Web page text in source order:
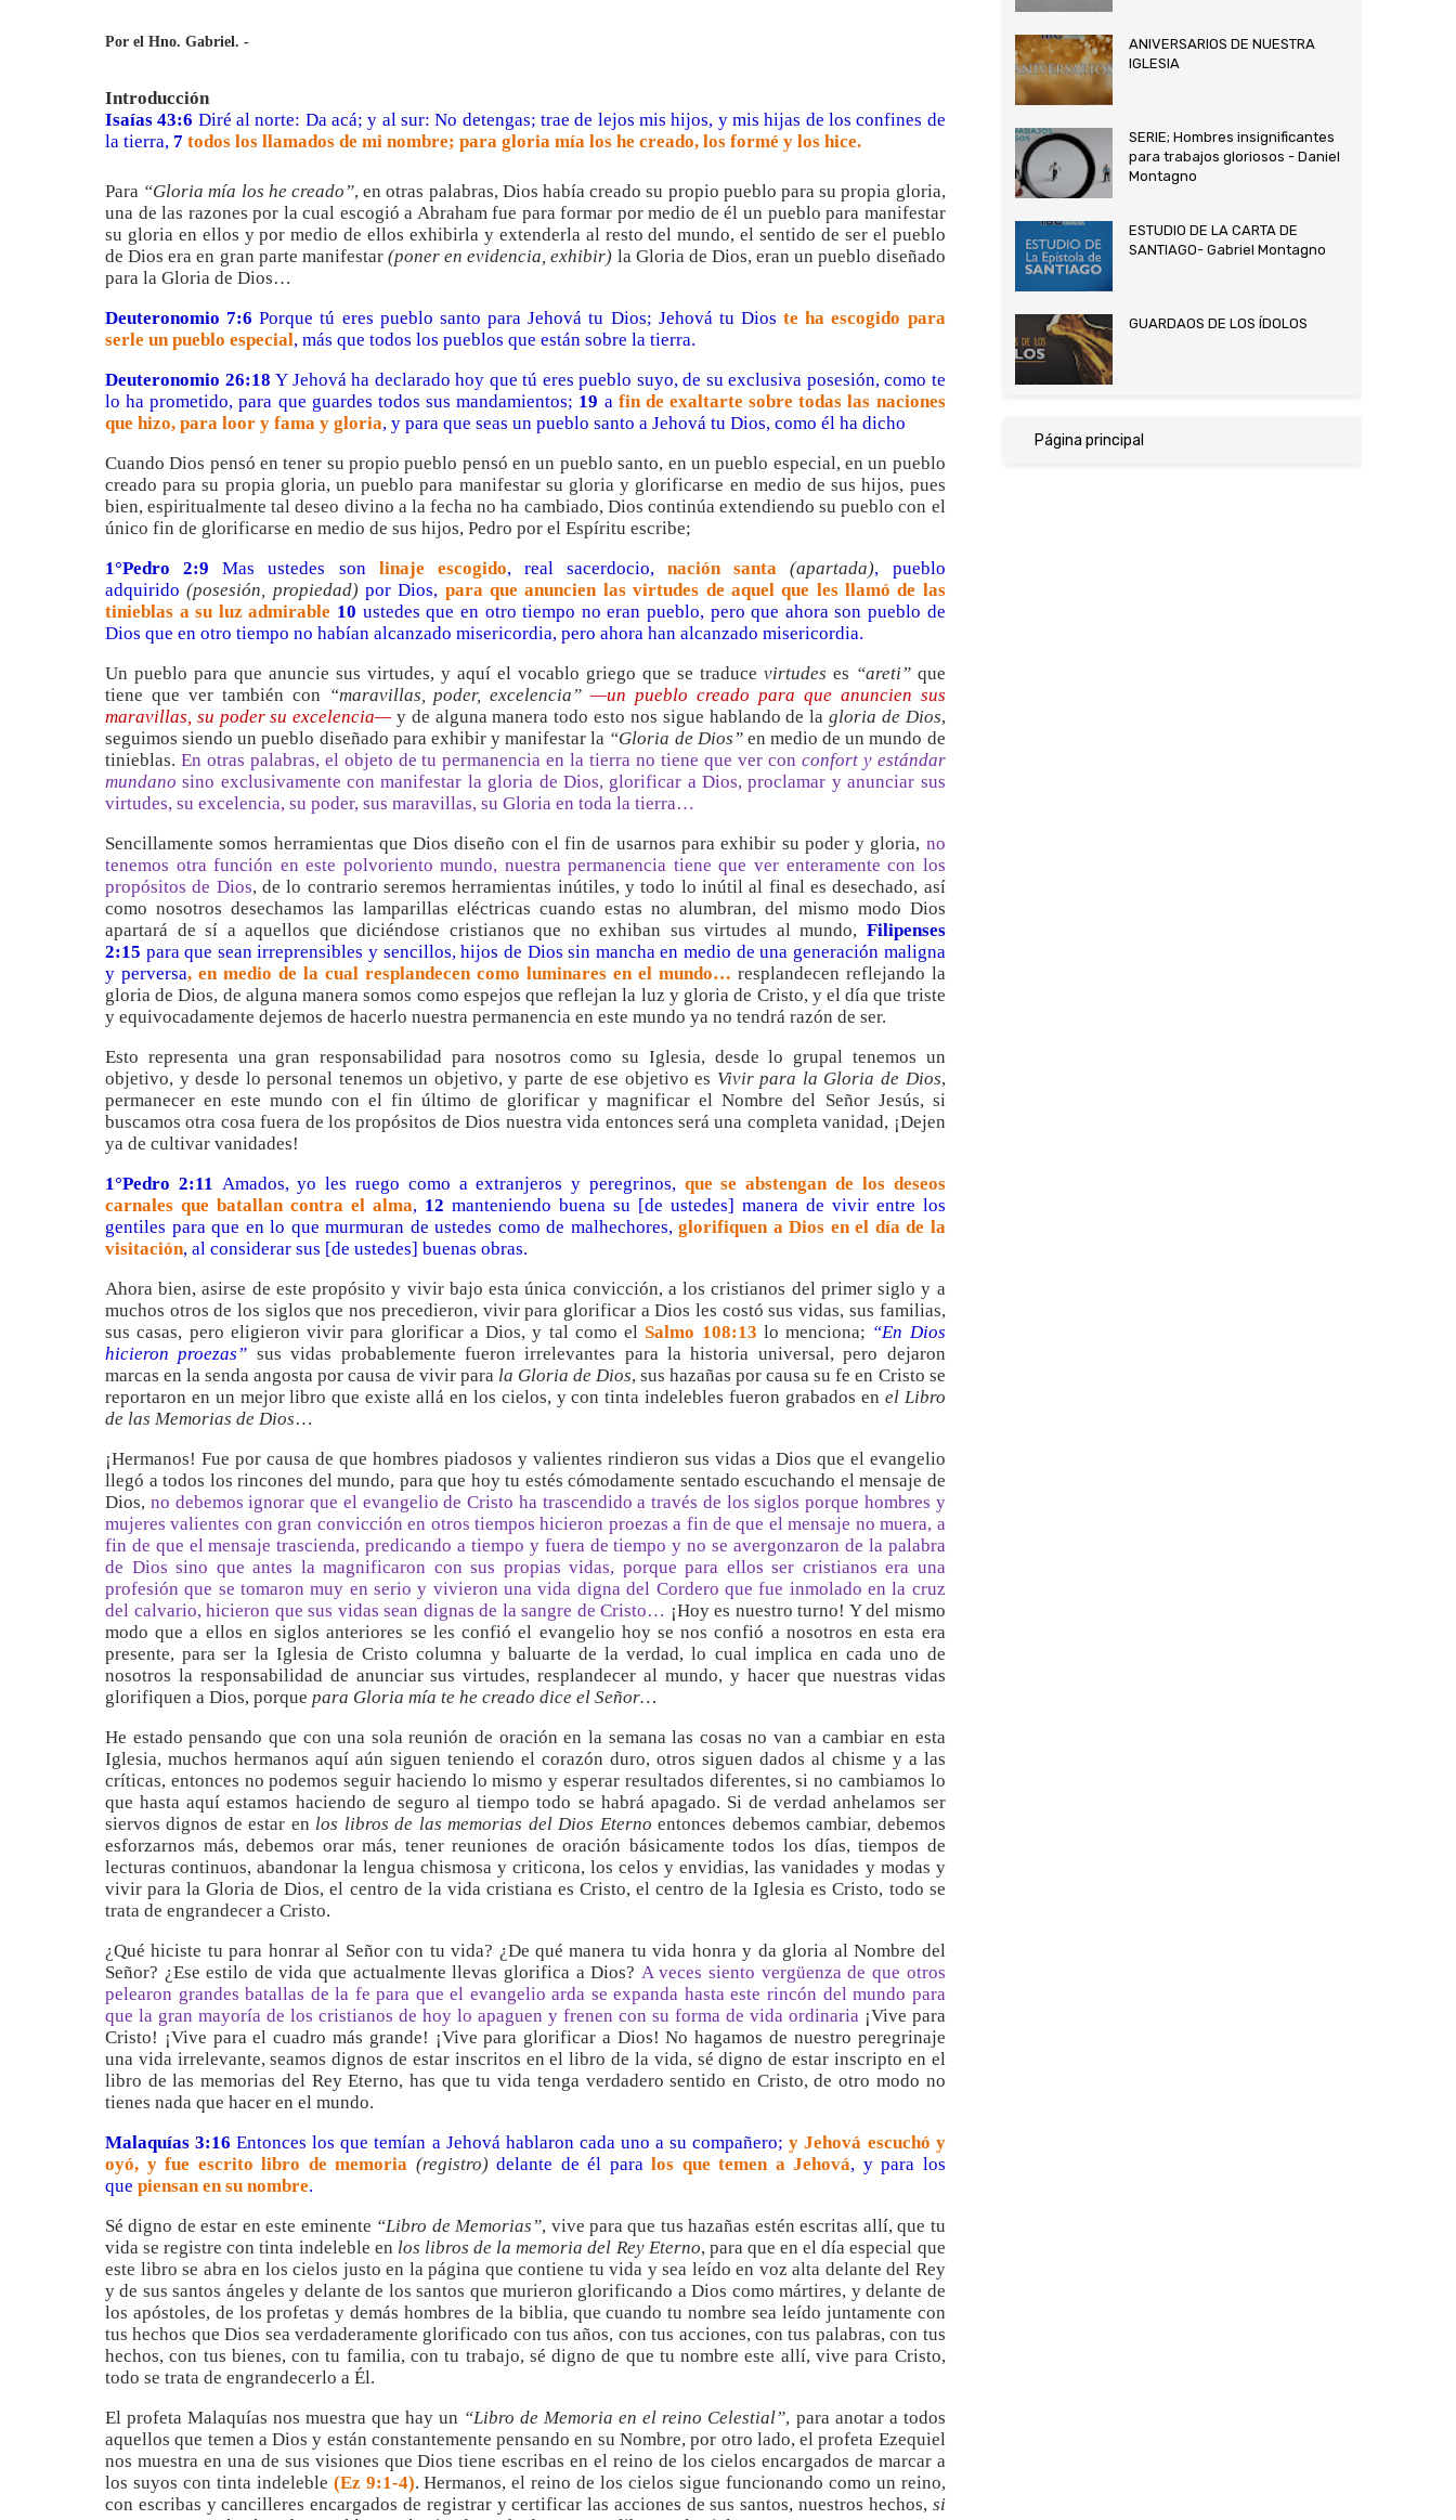
Por el Hno. Gabriel. -
Introducción
Isaías 43:6 Diré al norte: Da acá; y al sur: No detengas; trae de lejos mis hijos, y mis hijas de los confines de
la tierra, 7 todos los llamados de mi nombre; para gloria mía los he creado, los formé y los hice.
Para “Gloria mía los he creado”, en otras palabras, Dios había creado su propio pueblo para su propia gloria,
una de las razones por la cual escogió a Abraham fue para formar por medio de él un pueblo para manifestar
su gloria en ellos y por medio de ellos exhibirla y extenderla al resto del mundo, el sentido de ser el pueblo
de Dios era en gran parte manifestar(poner en evidencia, exhibir) la Gloria de Dios, eran un pueblo diseñado
para la Gloria de Dios…
Deuteronomio 7:6 Porque tú eres pueblo santo para Jehová tu Dios; Jehová tu Dioste ha escogido para
serle un pueblo especial, más que todos los pueblos que están sobre la tierra.
Deuteronomio 26:18 Y Jehová ha declarado hoy que tú eres pueblo suyo, de su exclusiva posesión, como te
lo ha prometido, para que guardes todos sus mandamientos; 19 a fin de exaltarte sobre todas las naciones
que hizo, para loor y fama y gloria, y para que seas un pueblo santo a Jehová tu Dios, como él ha dicho
Cuando Dios pensó en tener su propio pueblo pensó en un pueblo santo, en un pueblo especial, en un pueblo
creado para su propia gloria, un pueblo para manifestar su gloria y glorificarse en medio de sus hijos, pues
bien, espiritualmente tal deseo divino a la fecha no ha cambiado, Dios continúa extendiendo su pueblo con el
único fin de glorificarse en medio de sus hijos, Pedro por el Espíritu escribe;
1°Pedro 2:9 Mas ustedes son linaje escogido, real sacerdocio,nación santa(apartada), pueblo
adquirido(posesión, propiedad)por Dios, para que anuncien las virtudes de aquel que les llamó de las
tinieblas a su luz admirable 10 ustedes que en otro tiempo no eran pueblo, pero que ahora son pueblo de
Dios que en otro tiempo no habían alcanzado misericordia, pero ahora han alcanzado misericordia.
Un pueblo para que anuncie sus virtudes, y aquí el vocablo griego que se traduce virtudes es “areti”que
tiene que ver también con “maravillas, poder, excelencia” —un pueblo creado para que anuncien sus
maravillas, su poder su excelencia—y de alguna manera todo esto nos sigue hablando de la gloria de Dios,
seguimos siendo un pueblo diseñado para exhibir y manifestar la “Gloria de Dios”en medio de un mundo de
tinieblas. En otras palabras, el objeto de tu permanencia en la tierra no tiene que ver con confort y estándar
mundano sino exclusivamente con manifestar la gloria de Dios, glorificar a Dios, proclamar y anunciar sus
virtudes, su excelencia, su poder, sus maravillas, su Gloria en toda la tierra…
Sencillamente somos herramientas que Dios diseño con el fin de usarnos para exhibir su poder y gloria, no
tenemos otra función en este polvoriento mundo, nuestra permanencia tiene que ver enteramente con los
propósitos de Dios, de lo contrario seremos herramientas inútiles, y todo lo inútil al final es desechado, así
como nosotros desechamos las lamparillas eléctricas cuando estas no alumbran, del mismo modo Dios
apartará de sí a aquellos que diciéndose cristianos que no exhiban sus virtudes al mundo, Filipenses
2:15 para que sean irreprensibles y sencillos, hijos de Dios sin mancha en medio de una generación maligna
y perversa, en medio de la cual resplandecen como luminares en el mundo… resplandecen reflejando la
gloria de Dios, de alguna manera somos como espejos que reflejan la luz y gloria de Cristo, y el día que triste
y equivocadamente dejemos de hacerlo nuestra permanencia en este mundo ya no tendrá razón de ser.
Esto representa una gran responsabilidad para nosotros como su Iglesia, desde lo grupal tenemos un
objetivo, y desde lo personal tenemos un objetivo, y parte de ese objetivo es Vivir para la Gloria de Dios,
permanecer en este mundo con el fin último de glorificar y magnificar el Nombre del Señor Jesús, si
buscamos otra cosa fuera de los propósitos de Dios nuestra vida entonces será una completa vanidad, ¡Dejen
ya de cultivar vanidades!
1°Pedro 2:11 Amados, yo les ruego como a extranjeros y peregrinos, que se abstengan de los deseos
carnales que batallan contra el alma, 12 manteniendo buena su [de ustedes] manera de vivir entre los
gentiles para que en lo que murmuran de ustedes como de malhechores,glorifiquen a Dios en el día de la
visitación, al considerar sus [de ustedes] buenas obras.
Ahora bien, asirse de este propósito y vivir bajo esta única convicción, a los cristianos del primer siglo y a
muchos otros de los siglos que nos precedieron, vivir para glorificar a Dios les costó sus vidas, sus familias,
sus casas, pero eligieron vivir para glorificar a Dios, y tal como elSalmo 108:13 lo menciona; “En Dios
hicieron proezas” sus vidas probablemente fueron irrelevantes para la historia universal, pero dejaron
marcas en la senda angosta por causa de vivir para la Gloria de Dios, sus hazañas por causa su fe en Cristo se
reportaron en un mejor libro que existe allá en los cielos, y con tinta indelebles fueron grabados en el Libro
de las Memorias de Dios…
¡Hermanos! Fue por causa de que hombres piadosos y valientes rindieron sus vidas a Dios que el evangelio
llegó a todos los rincones del mundo, para que hoy tu estés cómodamente sentado escuchando el mensaje de
Dios, no debemos ignorar que el evangelio de Cristo ha trascendido a través de los siglos porque hombres y
mujeres valientes con gran convicción en otros tiempos hicieron proezas a fin de que el mensaje no muera, a
fin de que el mensaje trascienda, predicando a tiempo y fuera de tiempo y no se avergonzaron de la palabra
de Dios sino que antes la magnificaron con sus propias vidas, porque para ellos ser cristianos era una
profesión que se tomaron muy en serio y vivieron una vida digna del Cordero que fue inmolado en la cruz
del calvario, hicieron que sus vidas sean dignas de la sangre de Cristo… ¡Hoy es nuestro turno! Y del mismo
modo que a ellos en siglos anteriores se les confió el evangelio hoy se nos confió a nosotros en esta era
presente, para ser la Iglesia de Cristo columna y baluarte de la verdad, lo cual implica en cada uno de
nosotros la responsabilidad de anunciar sus virtudes, resplandecer al mundo, y hacer que nuestras vidas
glorifiquen a Dios, porque para Gloria mía te he creado dice el Señor…
He estado pensando que con una sola reunión de oración en la semana las cosas no van a cambiar en esta
Iglesia, muchos hermanos aquí aún siguen teniendo el corazón duro, otros siguen dados al chisme y a las
críticas, entonces no podemos seguir haciendo lo mismo y esperar resultados diferentes, si no cambiamos lo
que hasta aquí estamos haciendo de seguro al tiempo todo se habrá apagado. Si de verdad anhelamos ser
siervos dignos de estar en los libros de las memorias del Dios Eterno entonces debemos cambiar, debemos
esforzarnos más, debemos orar más, tener reuniones de oración básicamente todos los días, tiempos de
lecturas continuos, abandonar la lengua chismosa y criticona, los celos y envidias, las vanidades y modas y
vivir para la Gloria de Dios, el centro de la vida cristiana es Cristo, el centro de la Iglesia es Cristo, todo se
trata de engrandecer a Cristo.
¿Qué hiciste tu para honrar al Señor con tu vida? ¿De qué manera tu vida honra y da gloria al Nombre del
Señor? ¿Ese estilo de vida que actualmente llevas glorifica a Dios? A veces siento vergüenza de que otros
pelearon grandes batallas de la fe para que el evangelio arda se expanda hasta este rincón del mundo para
que la gran mayoría de los cristianos de hoy lo apaguen y frenen con su forma de vida ordinaria ¡Vive para
Cristo! ¡Vive para el cuadro más grande! ¡Vive para glorificar a Dios! No hagamos de nuestro peregrinaje
una vida irrelevante, seamos dignos de estar inscritos en el libro de la vida, sé digno de estar inscripto en el
libro de las memorias del Rey Eterno, has que tu vida tenga verdadero sentido en Cristo, de otro modo no
tienes nada que hacer en el mundo.
Malaquías 3:16 Entonces los que temían a Jehová hablaron cada uno a su compañero;y Jehová escuchó y
oyó, y fue escrito libro de memoria (registro) delante de él paralos que temen a Jehová, y para los
que piensan en su nombre.
Sé digno de estar en este eminente “Libro de Memorias”, vive para que tus hazañas estén escritas allí, que tu
vida se registre con tinta indeleble en los libros de la memoria del Rey Eterno, para que en el día especial que
este libro se abra en los cielos justo en la página que contiene tu vida y sea leído en voz alta delante del Rey
y de sus santos ángeles y delante de los santos que murieron glorificando a Dios como mártires, y delante de
los apóstoles, de los profetas y demás hombres de la biblia, que cuando tu nombre sea leído juntamente con
tus hechos que Dios sea verdaderamente glorificado con tus años, con tus acciones, con tus palabras, con tus
hechos, con tus bienes, con tu familia, con tu trabajo, sé digno de que tu nombre este allí, vive para Cristo,
todo se trata de engrandecerlo a Él.
El profeta Malaquías nos muestra que hay un “Libro de Memoria en el reino Celestial”, para anotar a todos
aquellos que temen a Dios y están constantemente pensando en su Nombre, por otro lado, el profeta Ezequiel
nos muestra en una de sus visiones que Dios tiene escribas en el reino de los cielos encargados de marcar a
los suyos con tinta indeleble (Ez 9:1-4). Hermanos, el reino de los cielos sigue funcionando como un reino,
con escribas y cancilleres encargados de registrar y certificar las acciones de sus santos, nuestros hechos, si
ANIVERSARIOS DE NUESTRA
IGLESIA
SERIE; Hombres insignificantes
para trabajos gloriosos - Daniel
Montagno
ESTUDIO DE LA CARTA DE
SANTIAGO- Gabriel Montagno
GUARDAOS DE LOS ÍDOLOS
Página principal